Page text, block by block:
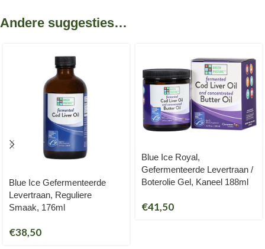
Andere suggesties…
Blue Ice Gefermenteerde
Levertraan, Reguliere
Smaak, 176ml
€38,50
Blue Ice Royal,
Gefermenteerde Levertraan /
Boterolie Gel, Kaneel 188ml
€41,50